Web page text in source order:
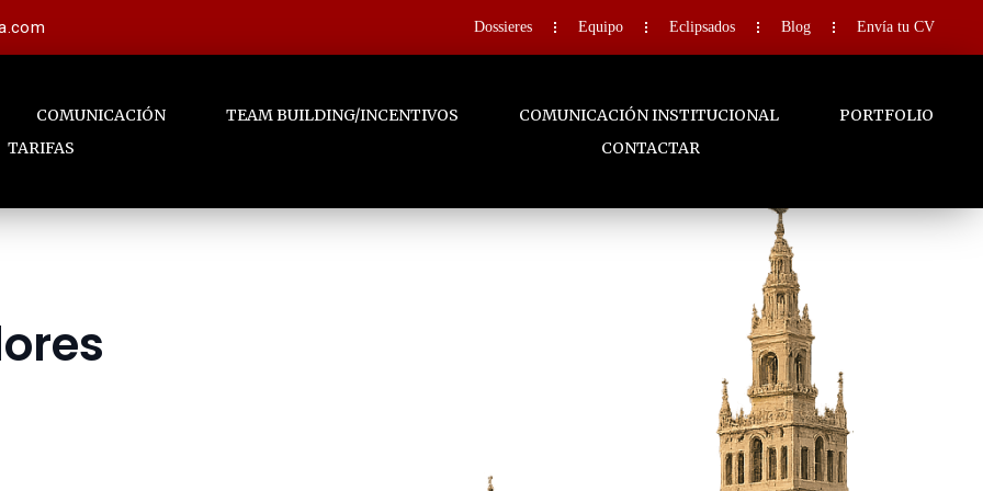
Dossieres Equipo Eclipsados Blog Envía tu CV
COMUNICACIÓN TEAM BUILDING/INCENTIVOS COMUNICACIÓN INSTITUCIONAL
PORTFOLIO
TARIFAS
CONTACTAR